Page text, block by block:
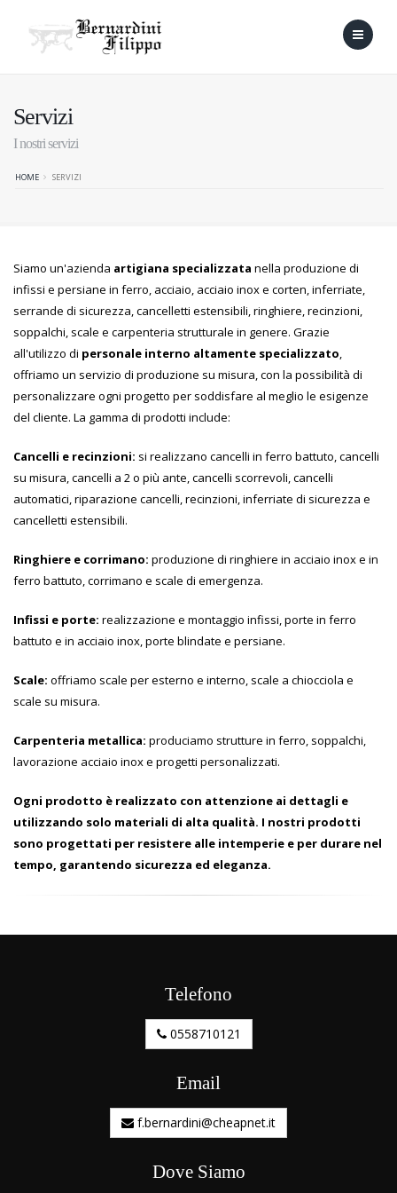
Servizi
I nostri servizi
HOME SERVIZI
Siamo un'azienda artigiana specializzata nella produzione di
infissi e persiane in ferro, acciaio, acciaio inox e corten, inferriate,
serrande di sicurezza, cancelletti estensibili, ringhiere, recinzioni,
soppalchi, scale e carpenteria strutturale in genere. Grazie
all'utilizzo di personale interno altamente specializzato,
offriamo un servizio di produzione su misura, con la possibilità di
personalizzare ogni progetto per soddisfare al meglio le esigenze
del cliente. La gamma di prodotti include:
Cancelli e recinzioni: si realizzano cancelli in ferro battuto, cancelli
su misura, cancelli a 2 o più ante, cancelli scorrevoli, cancelli
automatici, riparazione cancelli, recinzioni, inferriate di sicurezza e
cancelletti estensibili.
Ringhiere e corrimano: produzione di ringhiere in acciaio inox e in
ferro battuto, corrimano e scale di emergenza.
Infissi e porte: realizzazione e montaggio infissi, porte in ferro
battuto e in acciaio inox, porte blindate e persiane.
Scale: offriamo scale per esterno e interno, scale a chiocciola e
scale su misura.
Carpenteria metallica: produciamo strutture in ferro, soppalchi,
lavorazione acciaio inox e progetti personalizzati.
Ogni prodotto è realizzato con attenzione ai dettagli e
utilizzando solo materiali di alta qualità. I nostri prodotti
sono progettati per resistere alle intemperie e per durare nel
tempo, garantendo sicurezza ed eleganza.
Telefono
0558710121
Email
f.bernardini@cheapnet.it
Dove Siamo